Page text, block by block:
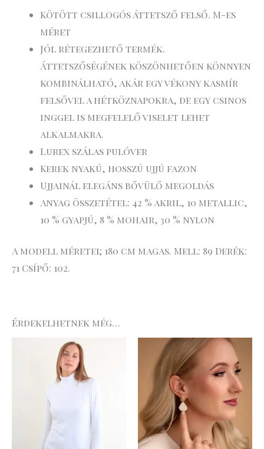
Kötött csillogós áttetsző felső. M-es
méret
Jól rétegezhető termék.
Áttetszőségének köszönhetően könnyen
kombinálható, akár egy vékony kasmír
felsővel a hétköznapokra, de egy csinos
inggel is megfelelő viselet lehet
alkalmakra.
Lurex szálas pulóver
Kerek nyakú, hosszú ujjú fazon
Ujjainál elegáns bővülő megoldás
Anyag összetétel: 42 % akril, 10 metallic,
10 % gyapjú, 8 % mohair, 30 % nylon
A modell méretei; 180 cm magas. Mell: 89 Derék:
71 Csípő: 102.
Érdekelhetnek még…
Original
price
was:
.990 Ft.
price
is:
7
.493 Ft.